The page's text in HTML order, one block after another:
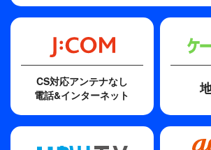
この熱いライブを是非TBSチャン
【収録：2014年2月16日＠日本武道
CS対応アンテナなし
電話&インターネット